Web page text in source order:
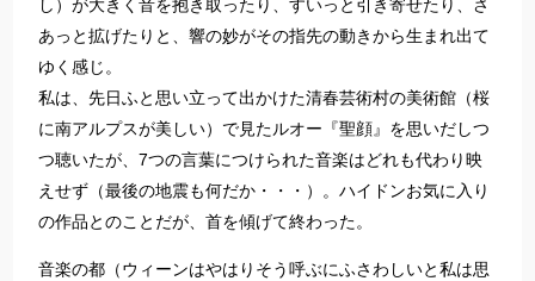
し）が大きく音を抱き取ったり、すいっと引き寄せたり、さ
あっと拡げたりと、響の妙がその指先の動きから生まれ出て
ゆく感じ。
私は、先日ふと思い立って出かけた清春芸術村の美術館（桜
に南アルプスが美しい）で見たルオー『聖顔』を思いだしつ
つ聴いたが、7つの言葉につけられた音楽はどれも代わり映
えせず（最後の地震も何だか・・・）。ハイドンお気に入り
の作品とのことだが、首を傾げて終わった。
音楽の都（ウィーンはやはりそう呼ぶにふさわしいと私は思